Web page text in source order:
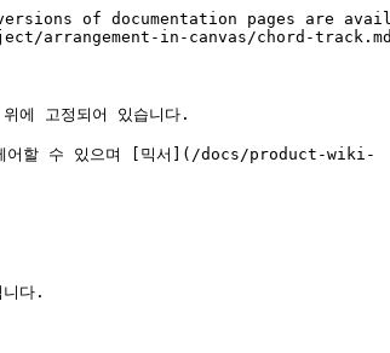
of documentation pages are
arrangement-in-canvas/chord-
에 고정되어 있습니다.
제어할 수 있으며 [믹서](/docs/product-wiki-
다.